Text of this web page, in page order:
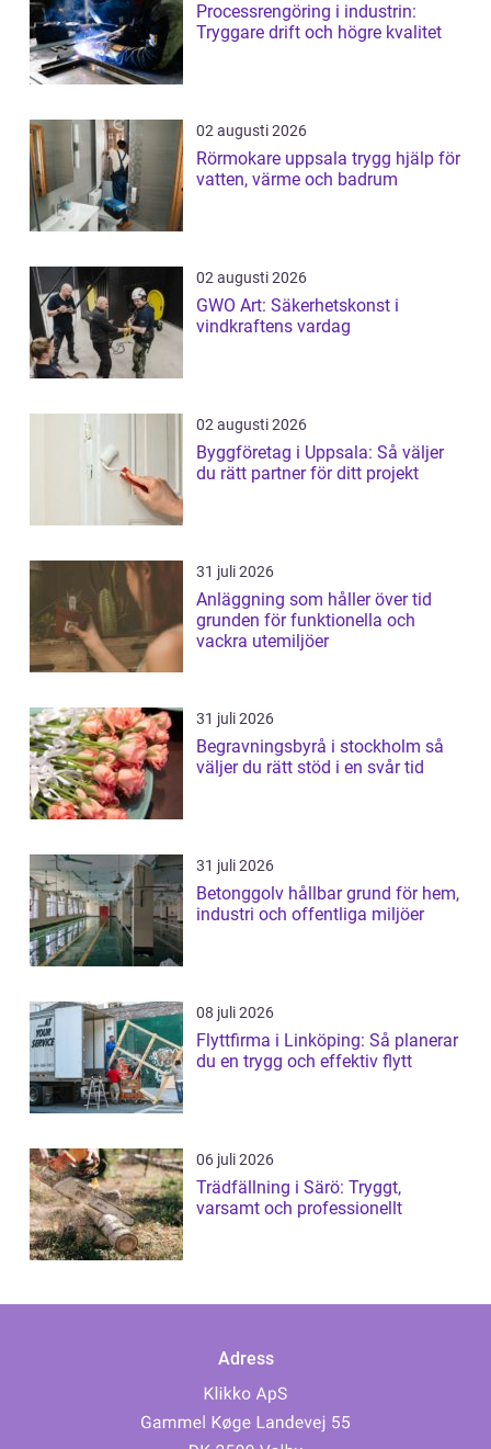
Processrengöring i industrin:
Tryggare drift och högre kvalitet
02 augusti 2026
Rörmokare uppsala trygg hjälp för
vatten, värme och badrum
02 augusti 2026
GWO Art: Säkerhetskonst i
vindkraftens vardag
02 augusti 2026
Byggföretag i Uppsala: Så väljer
du rätt partner för ditt projekt
31 juli 2026
Anläggning som håller över tid
grunden för funktionella och
vackra utemiljöer
31 juli 2026
Begravningsbyrå i stockholm så
väljer du rätt stöd i en svår tid
31 juli 2026
Betonggolv hållbar grund för hem,
industri och offentliga miljöer
08 juli 2026
Flyttfirma i Linköping: Så planerar
du en trygg och effektiv flytt
06 juli 2026
Trädfällning i Särö: Tryggt,
varsamt och professionellt
Adress